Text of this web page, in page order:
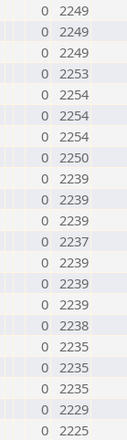
0 2249
0 2249
0 2249
0 2253
0 2254
0 2254
0 2254
0 2250
0 2239
0 2239
0 2239
0 2237
0 2239
0 2239
0 2239
0 2238
0 2235
0 2235
0 2235
0 2229
0 2225